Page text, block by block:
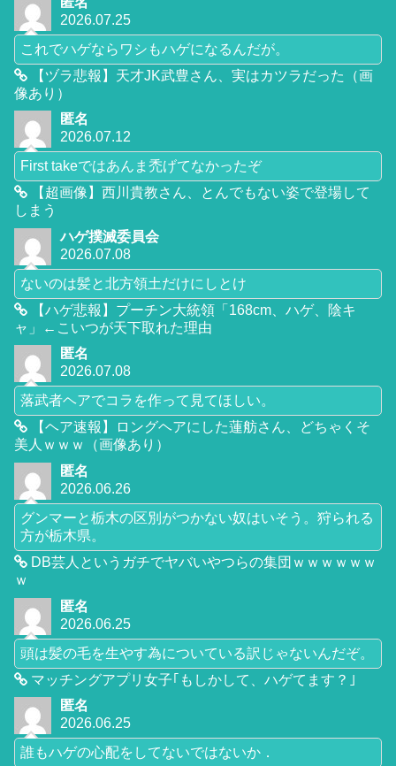
2026.07.25
これでハゲならワシもハゲになるんだが。
【ヅラ悲報】天才JK武豊さん、実はカツラだった（画
像あり）
匿名
2026.07.12
First takeではあんま禿げてなかったぞ
【超画像】西川貴教さん、とんでもない姿で登場して
しまう
ハゲ撲滅委員会
2026.07.08
ないのは髪と北方領土だけにしとけ
【ハゲ悲報】プーチン大統領「168cm、ハゲ、陰キ
ャ」←こいつが天下取れた理由
匿名
2026.07.08
落武者ヘアでコラを作って見てほしい。
【ヘア速報】ロングヘアにした蓮舫さん、どちゃくそ
美人ｗｗｗ（画像あり）
匿名
2026.06.26
グンマーと栃木の区別がつかない奴はいそう。狩られる
方が栃木県。
DB芸人というガチでヤバいやつらの集団ｗｗｗｗｗｗ
ｗ
匿名
2026.06.25
頭は髪の毛を生やす為についている訳じゃないんだぞ。
マッチングアプリ女子｢もしかして、ハゲてます？｣
匿名
2026.06.25
誰もハゲの心配をしてないではないか．